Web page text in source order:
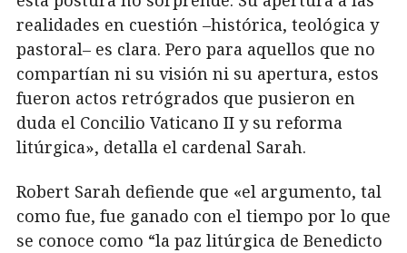
realidades en cuestión –histórica, teológica y
pastoral– es clara. Pero para aquellos que no
compartían ni su visión ni su apertura, estos
fueron actos retrógrados que pusieron en
duda el Concilio Vaticano II y su reforma
litúrgica», detalla el cardenal Sarah.
Robert Sarah defiende que «el argumento, tal
como fue, fue ganado con el tiempo por lo que
se conoce como “la paz litúrgica de Benedicto